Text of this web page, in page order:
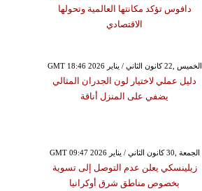
دافوس تؤكد مكانتها العالمية وتحولها
الاقتصادي
GMT 18:46 2026 الخميس ,22 كانون الثاني / يناير
دليل عملي لاختيار لون الجدران المثالي
يضفي على المنزل أناقة
GMT 09:47 2026 الجمعة ,30 كانون الثاني / يناير
زيلينسكي يعلن عدم التوصل إلى تسوية
بخصوص مناطق شرق أوكرانيا